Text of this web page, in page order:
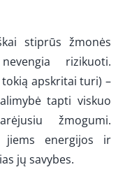
stiprūs žmonės
rizikuoti.
tokią apskritai turi) –
tapti viskuo
žmogumi.
jiems energijos ir
jų savybes.